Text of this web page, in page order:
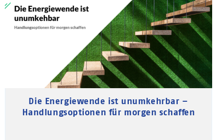
Die Energiewende ist unumkehrbar –
Handlungsoptionen für morgen schaffen